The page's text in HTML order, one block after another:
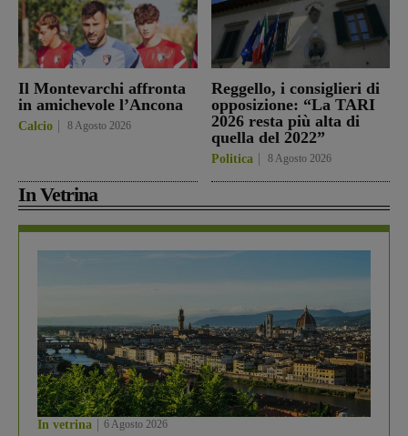
Il Montevarchi affronta
in amichevole l’Ancona
Calcio 8 Agosto 2026
Reggello, i consiglieri di
opposizione: “La TARI
2026 resta più alta di
quella del 2022”
Politica 8 Agosto 2026
In Vetrina
In vetrina 6 Agosto 2026